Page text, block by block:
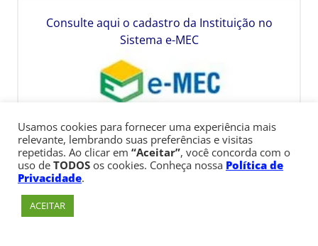
Consulte aqui o cadastro da Instituição no
Sistema e-MEC
Usamos cookies para fornecer uma experiência mais
relevante, lembrando suas preferências e visitas
repetidas. Ao clicar em “Aceitar”, você concorda com o
uso de TODOS os cookies. Conheça nossa Política de
Privacidade.
ACEITAR